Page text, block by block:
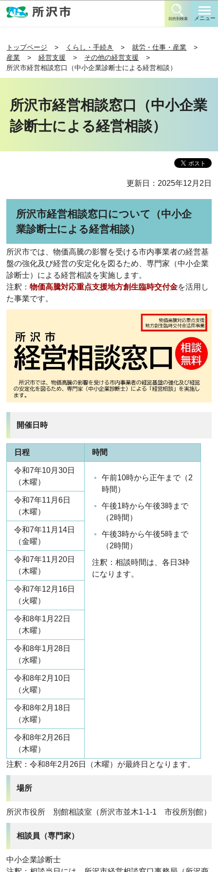
目的別検索 メニュー
トップページ くらし・手続き
就労・仕事・産業
産業
経営支援
その他の経営支援
所沢市経営相談窓口（中小企業診断士による経営相談）
所沢市経営相談窓口（中小企業
診断士による経営相談）
更新日：2025年12月2日
所沢市経営相談窓口について（中小企
業診断士による経営相談）
所沢市では、物価高騰の影響を受ける市内事業者の経営基
盤の強化及び経営の安定化を図るため、専門家（中小企業
診断士）による経営相談を実施します。
注釈：物価高騰対応重点支援地方創生臨時交付金を活用し
た事業です。
開催日時
日程 時間
令和7年10月30日
（木曜）
午前10時から正午まで（2
時間）
午後1時から午後3時まで
（2時間）
午後3時から午後5時まで
（2時間）
注釈：相談時間は、各日3枠
になります。
令和7年11月6日
（木曜）
令和7年11月14日
（金曜）
令和7年11月20日
（木曜）
令和7年12月16日
（火曜）
令和8年1月22日
（木曜）
令和8年1月28日
（水曜）
令和8年2月10日
（火曜）
令和8年2月18日
（水曜）
令和8年2月26日
（木曜）
注釈：令和8年2月26日（木曜）が最終日となります。
場所
所沢市役所 別館相談室（所沢市並木1-1-1 市役所別館）
相談員（専門家）
中小企業診断士